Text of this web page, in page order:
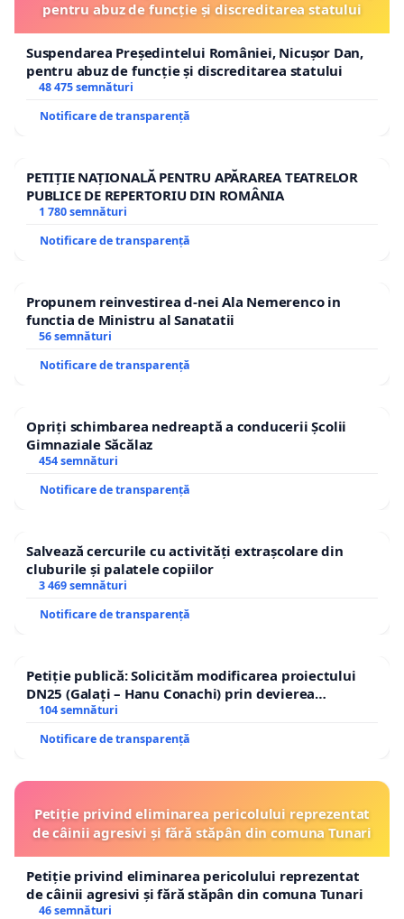
pentru abuz de funcție și discreditarea statului
Suspendarea Președintelui României, Nicușor Dan,
pentru abuz de funcție și discreditarea statului
48 475 semnături
Notificare de transparență
PETIȚIE NAȚIONALĂ PENTRU APĂRAREA TEATRELOR
PUBLICE DE REPERTORIU DIN ROMÂNIA
1 780 semnături
Notificare de transparență
Propunem reinvestirea d-nei Ala Nemerenco in
functia de Ministru al Sanatatii
56 semnături
Notificare de transparență
Opriți schimbarea nedreaptă a conducerii Școlii
Gimnaziale Săcălaz
454 semnături
Notificare de transparență
Salvează cercurile cu activități extrașcolare din
cluburile și palatele copiilor
3 469 semnături
Notificare de transparență
Petiție publică: Solicităm modificarea proiectului
DN25 (Galați – Hanu Conachi) prin devierea
traseului în afara localităților!
104 semnături
Notificare de transparență
Petiție privind eliminarea pericolului reprezentat
de câinii agresivi și fără stăpân din comuna Tunari
Petiție privind eliminarea pericolului reprezentat
de câinii agresivi și fără stăpân din comuna Tunari
46 semnături